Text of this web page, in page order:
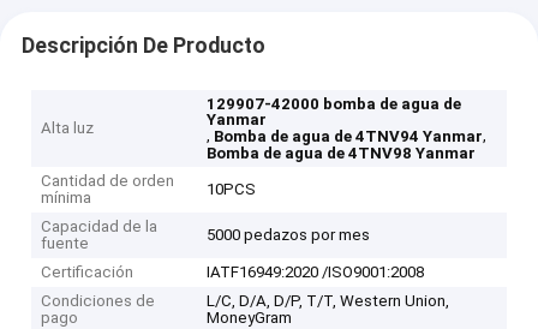
Descripción De Producto
Alta luz
129907-42000 bomba de agua de
Yanmar
, Bomba de agua de 4TNV94 Yanmar,
Bomba de agua de 4TNV98 Yanmar
Cantidad de orden
mínima
10PCS
Capacidad de la
fuente
5000 pedazos por mes
Certificación
IATF16949:2020 /ISO9001:2008
Condiciones de
pago
L/C, D/A, D/P, T/T, Western Union,
MoneyGram